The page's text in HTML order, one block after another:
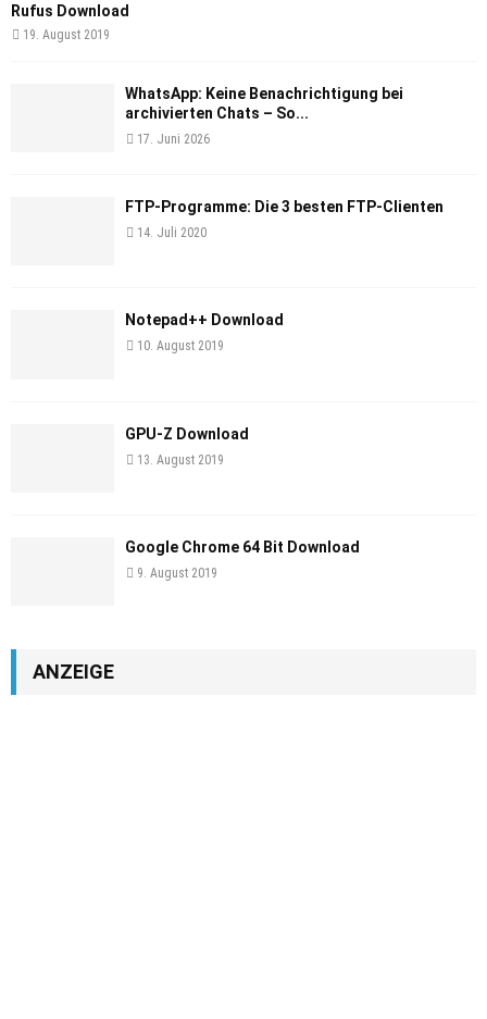
Rufus Download
19. August 2019
WhatsApp: Keine Benachrichtigung bei
archivierten Chats – So...
17. Juni 2026
FTP-Programme: Die 3 besten FTP-Clienten
14. Juli 2020
Notepad++ Download
10. August 2019
GPU-Z Download
13. August 2019
Google Chrome 64 Bit Download
9. August 2019
ANZEIGE